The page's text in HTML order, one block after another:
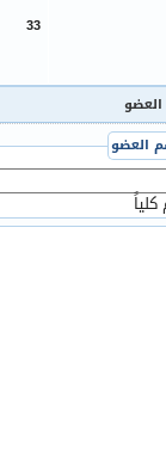
33
العضو